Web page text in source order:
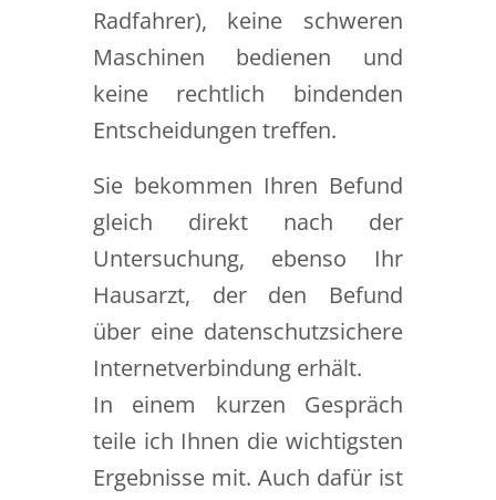
Radfahrer), keine schweren
Maschinen bedienen und
keine rechtlich bindenden
Entscheidungen treffen.
Sie bekommen Ihren Befund
gleich direkt nach der
Untersuchung, ebenso Ihr
Hausarzt, der den Befund
über eine datenschutzsichere
Internetverbindung erhält.
In einem kurzen Gespräch
teile ich Ihnen die wichtigsten
Ergebnisse mit. Auch dafür ist